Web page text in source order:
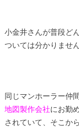
小金井さんが普段ど
ついては分かりませ
同じマンホーラー仲
地図製作会社にお勤
されていて、そこか